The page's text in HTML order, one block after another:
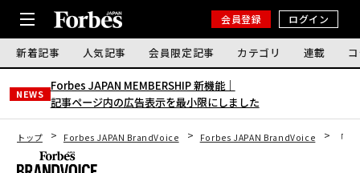
会員登録 ログイン
新着記事 人気記事 会員限定記事 カテゴリ 連載
NEWS
Forbes JAPAN MEMBERSHIP 新機能｜
記事ページ内の広告表示を最小限にしました
トップ Forbes JAPAN BrandVoice Forbes JAPAN BrandVoice 「